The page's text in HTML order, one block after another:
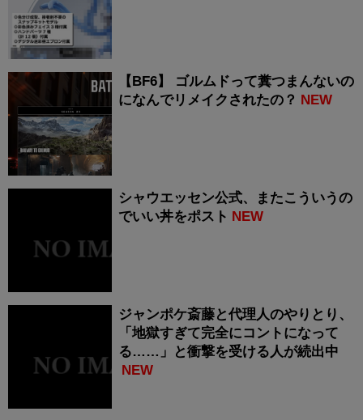
【BF6】 ゴルムドって糞つまんないの
になんでリメイクされたの？ NEW
シャウエッセン公式、またこういうの
でいい丼をポスト NEW
ジャンポケ斎藤と代理人のやりとり、
「地獄すぎて完全にコントになって
る……」と衝撃を受ける人が続出中
NEW